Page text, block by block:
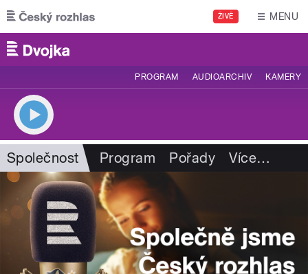
Přejít k hlavnímu obsahu
ŽIVĚ MENU
PROGRAM AUDIOARCHIV KAMERY
Společnost Program Pořady Více…